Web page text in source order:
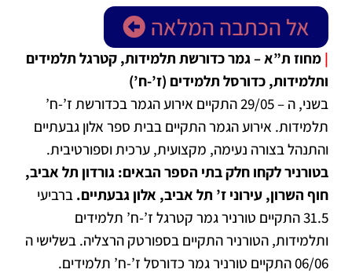
אל הכתבה המלאה
| מחוז ת”א –גמר כדורשת תלמידות, קטרגל תלמידים
ותלמידות, כדורסל תלמידים (ז’-ח’)
בשני, ה – 29/05 התקיים אירוע הגמר בכדורשת ז’-ח’
תלמידות. אירוע הגמר התקיים בבית ספר אלון גבעתיים
והתנהל בצורה נעימה, מקצועית, ערכית וספורטיבית.
בטורניר לקחו חלק בתי הספר הבאים: גורדון תל אביב,
חוף השרון, עירוני ז’ תל אביב, אלון גבעתיים. ברביעי
31.5 התקיים טורניר גמר קטרגל ז’-ח’ תלמידים
ותלמידות, הטורניר התקיים בספורטק הרצליה. בשלישי ה
06/06 התקיים טורניר גמר כדורסל ז’-ח’ תלמידים.